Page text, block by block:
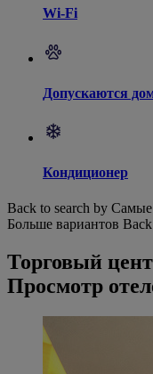
Wi-Fi
Допускаются
Кондиционер
Back to search by
Больше вариантов
Торговый
Просмотр